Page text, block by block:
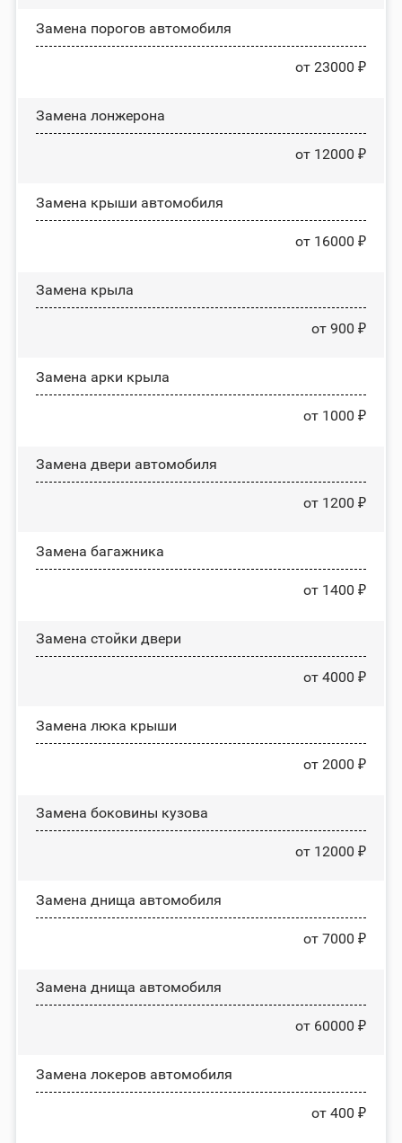
Замена порогов автомобиля
от 23000 ₽
Замена лонжерона
от 12000 ₽
Замена крыши автомобиля
от 16000 ₽
Замена крыла
от 900 ₽
Замена арки крыла
от 1000 ₽
Замена двери автомобиля
от 1200 ₽
Замена багажника
от 1400 ₽
Зaмeнa cтoйĸи двepи
от 4000 ₽
Зaмeнa люĸa ĸpыши
от 2000 ₽
Замена боковины кузова
от 12000 ₽
Замена днища автомобиля
от 7000 ₽
Замена днища автомобиля
от 60000 ₽
Замена лoĸepoв автомобиля
от 400 ₽